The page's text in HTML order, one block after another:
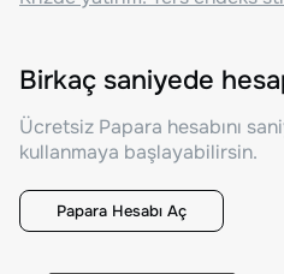
Birkaç saniyede
Ücretsiz Papara hesabını
kullanmaya başlayabilirsin.
Papara Hesabı Aç